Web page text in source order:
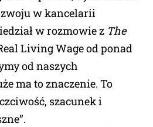
w kancelarii
w rozmowie z The
Living Wage od ponad
od naszych
ma to znaczenie. To
szacunek i